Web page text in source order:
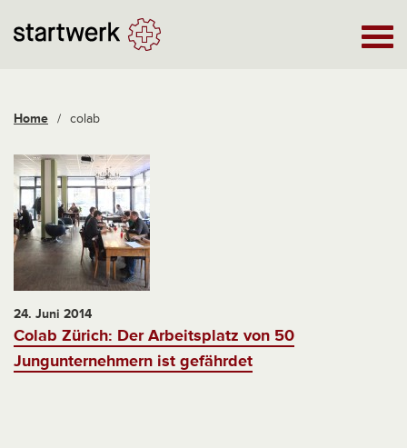
Home / colab
24. Juni 2014
Colab Zürich: Der Arbeitsplatz von 50
Jungunternehmern ist gefährdet